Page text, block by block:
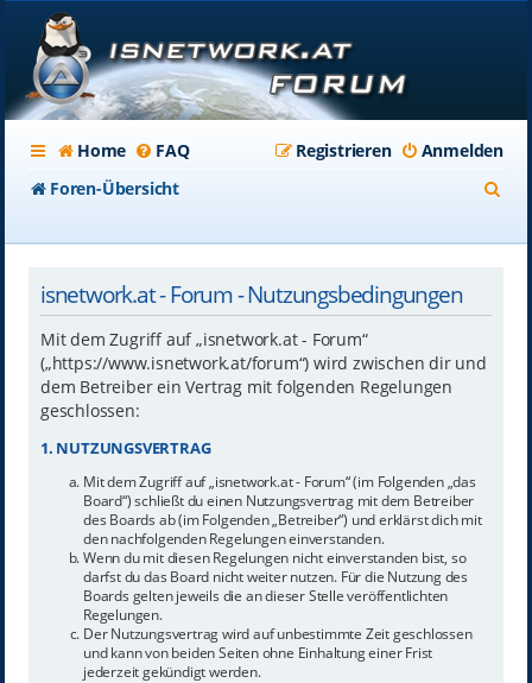
Home FAQ Anmelden
Registrieren
Foren-Übersicht
isnetwork.at - Forum - Nutzungsbedingungen
Mit dem Zugriff auf „isnetwork.at - Forum“
(„https://www.isnetwork.at/forum“) wird zwischen dir und
dem Betreiber ein Vertrag mit folgenden Regelungen
geschlossen:
1. NUTZUNGSVERTRAG
Mit dem Zugriff auf „isnetwork.at - Forum“ (im Folgenden „das
Board“) schließt du einen Nutzungsvertrag mit dem Betreiber
des Boards ab (im Folgenden „Betreiber“) und erklärst dich mit
den nachfolgenden Regelungen einverstanden.
Wenn du mit diesen Regelungen nicht einverstanden bist, so
darfst du das Board nicht weiter nutzen. Für die Nutzung des
Boards gelten jeweils die an dieser Stelle veröffentlichten
Regelungen.
Der Nutzungsvertrag wird auf unbestimmte Zeit geschlossen
und kann von beiden Seiten ohne Einhaltung einer Frist
jederzeit gekündigt werden.